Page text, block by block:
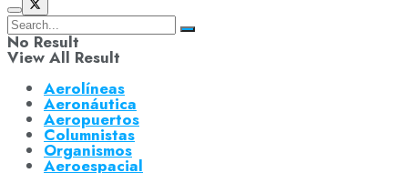
No Result
View All Result
Aerolíneas
Aeronáutica
Aeropuertos
Columnistas
Organismos
Aeroespacial